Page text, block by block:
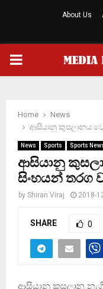
About Us
PRIMARY
Home
News
ආසියානු කුසලානය
News Sports Sports
ආසියානු
සිංහයන් තරග
by Shiran Viraj 2018-
SHARE 0
ආසියානු කුසලාන